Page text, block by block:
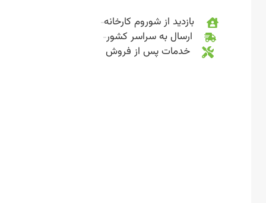
بازدید از شوروم کارخانه
ارسال به سراسر کشور
خدمات پس از فروش